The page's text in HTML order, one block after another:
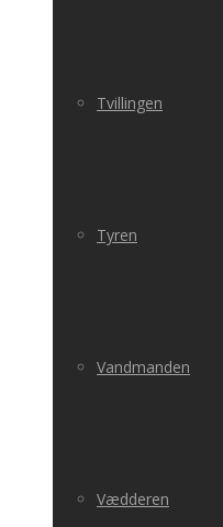
Tvillingen
Tyren
Vandmanden
Vædderen